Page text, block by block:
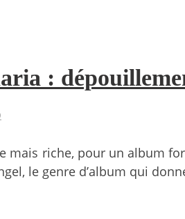
:
mais riche, pour un album
le genre d’album qui